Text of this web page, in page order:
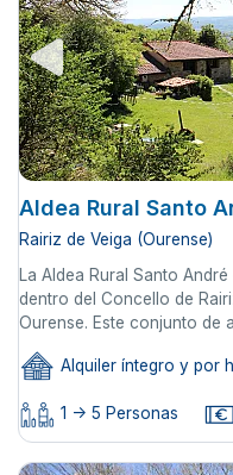
Aldea Rural Santo
Rairiz de Veiga (Ourense)
La Aldea Rural Santo
dentro del Concello de
Ourense. Este conjunto de
Alquiler íntegro y por
1 -> 5 Personas